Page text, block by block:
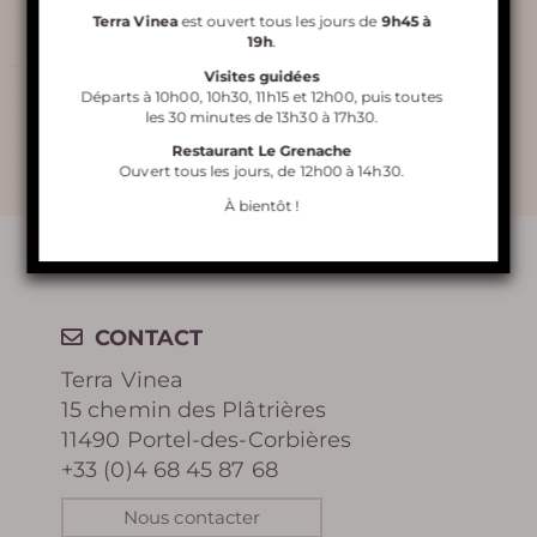
Terra Vinea
VISITE DE TERRA VINEA
RESTAURANT LE GRENACHE
ORGANISATION DE
SÉMINAIRE
En apprendre
descendre afin d’arriver au cœur de la
mine. Ces marches ne sont pas à
remonter.
CONTACT
Terra Vinea
15 chemin des Plâtrières
11490 Portel-des-Corbières
+33 (0)4 68 45 87 68
Nous contacter
Terra Vineaest ouvert tous les jours de9h45 à
19h.
Visites guidées
Départs à 10h00, 10h30, 11h15 et 12h00, puis toutes
les 30 minutes de 13h30 à 17h30.
Restaurant Le Grenache
Ouvert tous les jours, de 12h00 à 14h30.
À bientôt !